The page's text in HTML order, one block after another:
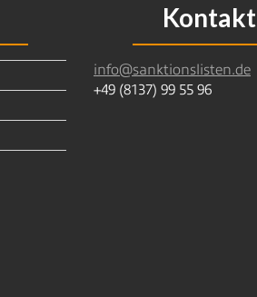
Kontakt
info@sanktionslisten.de
+49 (8137) 99 55 96